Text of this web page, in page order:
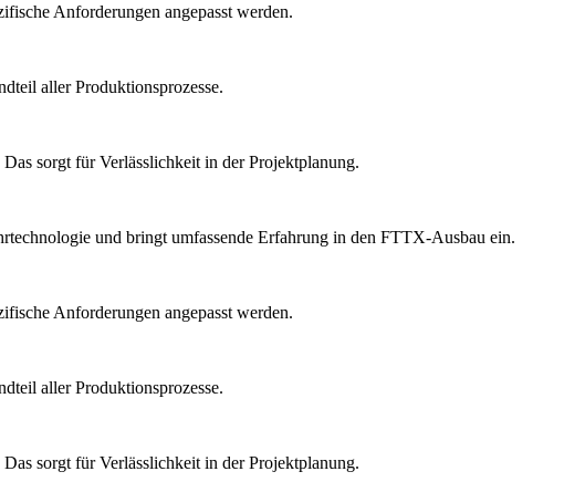
Anforderungen angepasst werden.
aller Produktionsprozesse.
sorgt für Verlässlichkeit in der Projektplanung.
und bringt umfassende Erfahrung in den FTTX-Ausbau ein.
Anforderungen angepasst werden.
aller Produktionsprozesse.
sorgt für Verlässlichkeit in der Projektplanung.